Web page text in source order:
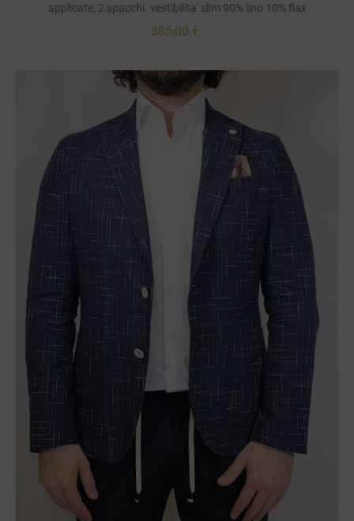
applicate, 2 spacchi. vestibilita' slim 90% lino 10% flax
385,00 €